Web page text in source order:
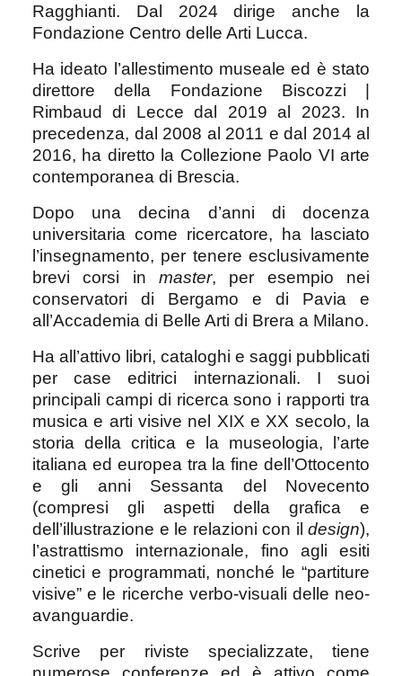
Ragghianti. Dal 2024 dirige anche la
Fondazione Centro delle Arti Lucca.
Ha ideato l’allestimento museale ed è stato
direttore della Fondazione Biscozzi |
Rimbaud di Lecce dal 2019 al 2023. In
precedenza, dal 2008 al 2011 e dal 2014 al
2016, ha diretto la Collezione Paolo VI arte
contemporanea di Brescia.
Dopo una decina d’anni di docenza
universitaria come ricercatore, ha lasciato
l’insegnamento, per tenere esclusivamente
brevi corsi in master, per esempio nei
conservatori di Bergamo e di Pavia e
all’Accademia di Belle Arti di Brera a Milano.
Ha all’attivo libri, cataloghi e saggi pubblicati
per case editrici internazionali. I suoi
principali campi di ricerca sono i rapporti tra
musica e arti visive nel XIX e XX secolo, la
storia della critica e la museologia, l’arte
italiana ed europea tra la fine dell’Ottocento
e gli anni Sessanta del Novecento
(compresi gli aspetti della grafica e
dell’illustrazione e le relazioni con il design),
l’astrattismo internazionale, fino agli esiti
cinetici e programmati, nonché le “partiture
visive” e le ricerche verbo-visuali delle neo-
avanguardie.
Scrive per riviste specializzate, tiene